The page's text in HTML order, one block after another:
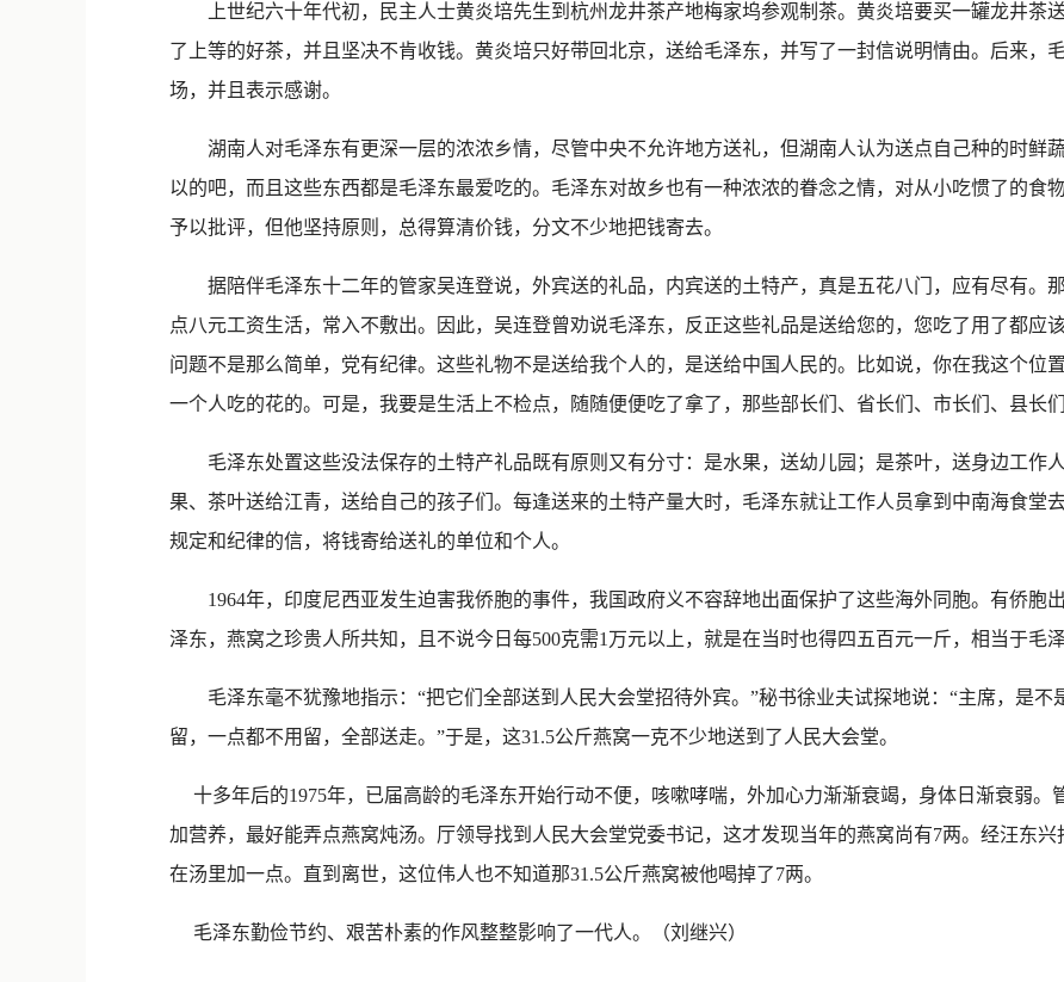
上世纪六十年代初，民主人士黄炎培先生到杭州龙井茶产地梅家坞参观制茶。黄炎培要买一罐龙井茶
了上等的好茶，并且坚决不肯收钱。黄炎培只好带回北京，送给毛泽东，并写了一封信说明情由。后来，
场，并且表示感谢。
湖南人对毛泽东有更深一层的浓浓乡情，尽管中央不允许地方送礼，但湖南人认为送点自己种的时鲜
以的吧，而且这些东西都是毛泽东最爱吃的。毛泽东对故乡也有一种浓浓的眷念之情，对从小吃惯了的食
予以批评，但他坚持原则，总得算清价钱，分文不少地把钱寄去。
据陪伴毛泽东十二年的管家吴连登说，外宾送的礼品，内宾送的土特产，真是五花八门，应有尽有。
点八元工资生活，常入不敷出。因此，吴连登曾劝说毛泽东，反正这些礼品是送给您的，您吃了用了都应
问题不是那么简单，党有纪律。这些礼物不是送给我个人的，是送给中国人民的。比如说，你在我这个位
一个人吃的花的。可是，我要是生活上不检点，随随便便吃了拿了，那些部长们、省长们、市长们、县长
毛泽东处置这些没法保存的土特产礼品既有原则又有分寸：是水果，送幼儿园；是茶叶，送身边工作
果、茶叶送给江青，送给自己的孩子们。每逢送来的土特产量大时，毛泽东就让工作人员拿到中南海食堂
规定和纪律的信，将钱寄给送礼的单位和个人。
1964年，印度尼西亚发生迫害我侨胞的事件，我国政府义不容辞地出面保护了这些海外同胞。有侨胞
泽东，燕窝之珍贵人所共知，且不说今日每500克需1万元以上，就是在当时也得四五百元一斤，相当于毛
毛泽东毫不犹豫地指示：“把它们全部送到人民大会堂招待外宾。”秘书徐业夫试探地说：“主席，是
留，一点都不用留，全部送走。”于是，这31.5公斤燕窝一克不少地送到了人民大会堂。
十多年后的1975年，已届高龄的毛泽东开始行动不便，咳嗽哮喘，外加心力渐渐衰竭，身体日渐衰弱。
加营养，最好能弄点燕窝炖汤。厅领导找到人民大会堂党委书记，这才发现当年的燕窝尚有7两。经汪东
在汤里加一点。直到离世，这位伟人也不知道那31.5公斤燕窝被他喝掉了7两。
毛泽东勤俭节约、艰苦朴素的作风整整影响了一代人。（刘继兴）